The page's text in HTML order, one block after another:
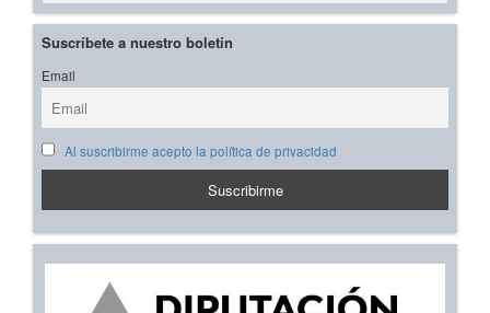
Suscríbete a nuestro boletín
Email
Al suscribirme acepto la política de privacidad